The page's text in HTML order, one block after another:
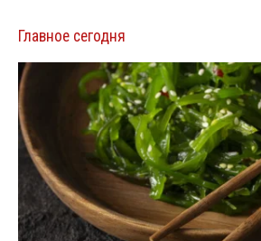
Главное сегодня